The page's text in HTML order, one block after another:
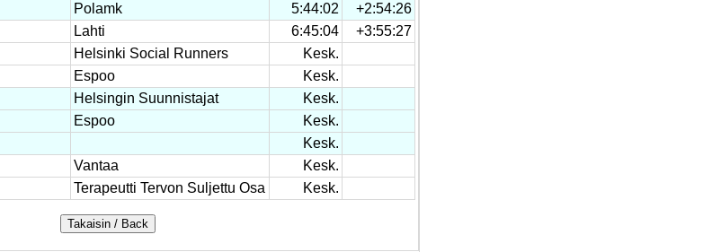
Polamk 5:44:02
+2:54:26
Lahti 6:45:04
+3:55:27
Helsinki Social Runners
Kesk.
Espoo
Kesk.
Helsingin Suunnistajat
Kesk.
Espoo
Kesk.
Kesk.
Vantaa
Kesk.
Terapeutti Tervon Suljettu Osa Kesk.